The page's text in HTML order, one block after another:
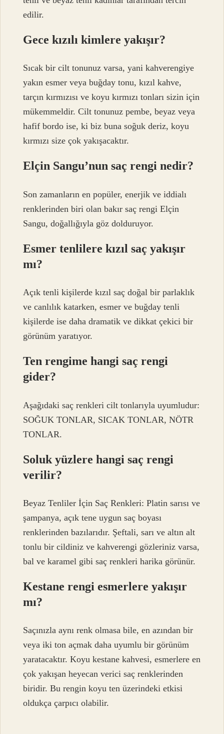
edilir.
Gece kızılı kimlere yakışır?
Sıcak bir cilt tonunuz varsa, yani kahverengiye
yakın esmer veya buğday tonu, kızıl kahve,
tarçın kırmızısı ve koyu kırmızı tonları sizin için
mükemmeldir. Cilt tonunuz pembe, beyaz veya
hafif bordo ise, ki biz buna soğuk deriz, koyu
kırmızı size çok yakışacaktır.
Elçin Sangu’nun saç rengi nedir?
Son zamanların en popüler, enerjik ve iddialı
renklerinden biri olan bakır saç rengi Elçin
Sangu, doğallığıyla göz dolduruyor.
Esmer tenlilere kızıl saç yakışır
mı?
Açık tenli kişilerde kızıl saç doğal bir parlaklık
ve canlılık katarken, esmer ve buğday tenli
kişilerde ise daha dramatik ve dikkat çekici bir
görünüm yaratıyor.
Ten rengime hangi saç rengi
gider?
Aşağıdaki saç renkleri cilt tonlarıyla uyumludur:
SOĞUK TONLAR, SICAK TONLAR, NÖTR
TONLAR.
Soluk yüzlere hangi saç rengi
verilir?
Beyaz Tenliler İçin Saç Renkleri: Platin sarısı ve
şampanya, açık tene uygun saç boyası
renklerinden bazılarıdır. Şeftali, sarı ve altın alt
tonlu bir cildiniz ve kahverengi gözleriniz varsa,
bal ve karamel gibi saç renkleri harika görünür.
Kestane rengi esmerlere yakışır
mı?
Saçınızla aynı renk olmasa bile, en azından bir
veya iki ton açmak daha uyumlu bir görünüm
yaratacaktır. Koyu kestane kahvesi, esmerlere en
çok yakışan heyecan verici saç renklerinden
biridir. Bu rengin koyu ten üzerindeki etkisi
oldukça çarpıcı olabilir.